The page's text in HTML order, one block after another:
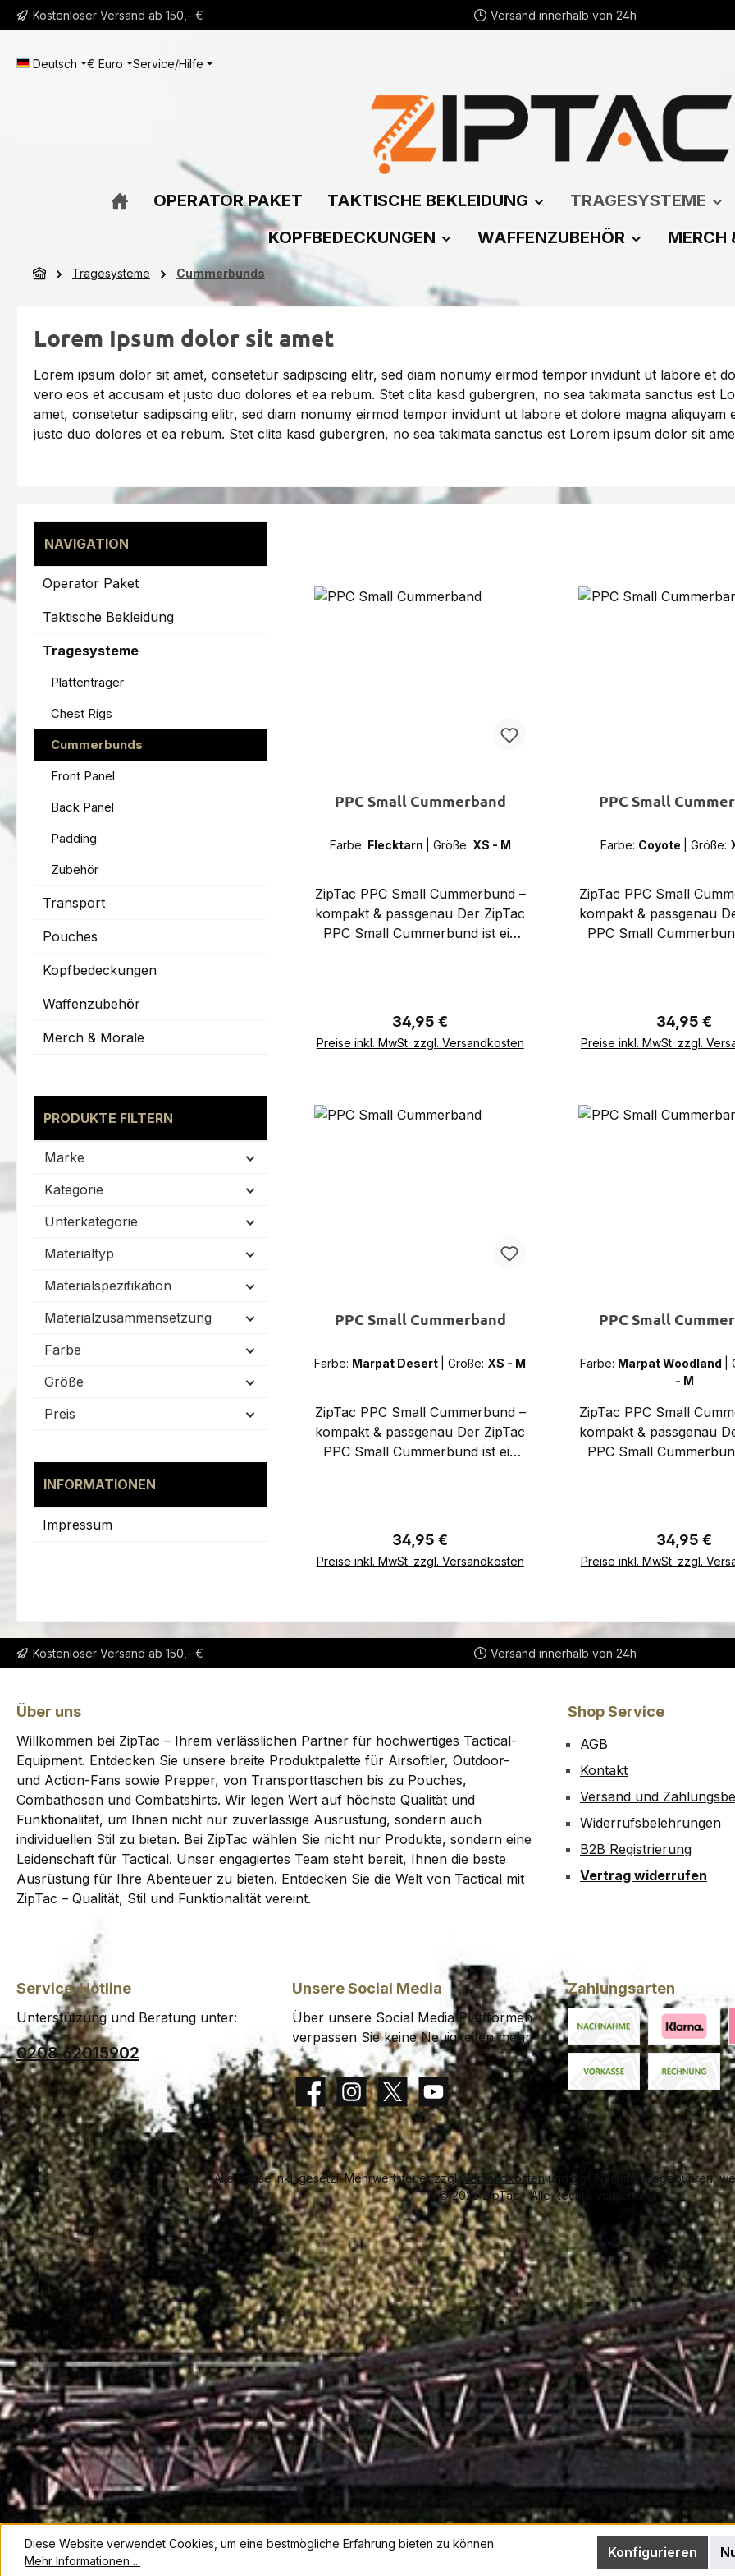
Hauptinhalt springen
Zur Suche springen
Zur Hauptnavigation springen
Kostenloser Versand ab 150,- € Versand innerhalb von 24h
Deutsch € Euro Service/Hilfe
OPERATOR PAKET TAKTISCHE BEKLEIDUNG TRAGESYSTEME
KOPFBEDECKUNGEN
WAFFENZUBEHÖR MERCH
Tragesysteme Cummerbunds
Lorem Ipsum dolor sit amet
Lorem ipsum dolor sit amet, consetetur sadipscing elitr, sed diam nonumy eirmod tempor invidunt ut labore et
vero eos et accusam et justo duo dolores et ea rebum. Stet clita kasd gubergren, no sea takimata sanctus est
amet, consetetur sadipscing elitr, sed diam nonumy eirmod tempor invidunt ut labore et dolore magna
justo duo dolores et ea rebum. Stet clita kasd gubergren, no sea takimata sanctus est Lorem ipsum dolor sit
NAVIGATION
Operator Paket
Taktische Bekleidung
Tragesysteme
Plattenträger
Chest Rigs
Cummerbunds
Front Panel
Back Panel
Padding
Zubehör
Transport
Pouches
Kopfbedeckungen
Waffenzubehör
Merch & Morale
PRODUKTE FILTERN
Marke
Kategorie
Unterkategorie
Materialtyp
Materialspezifikation
Materialzusammensetzung
Farbe
Größe
Preis
INFORMATIONEN
Impressum
PPC Small Cummerband
Farbe: Flecktarn Größe: XS - M
ZipTac PPC Small Cummerbund –
kompakt & passgenau Der ZipTac
PPC Small Cummerbund ist ein
(PPC V4) entwickelt. Er bietet
eine optimale Passform für
kleinere Körpergrößen und sorgt
Regulärer Preis:
34,95 €
Preise inkl. MwSt. zzgl. Versandkosten
In den Warenkorb
PPC Small
Farbe: Coyote Größe:
ZipTac PPC Small
kompakt & passgenau
PPC Small
(PPC V4) entwickelt.
eine optimale
kleinere Körpergrößen
Regulärer
34,95 €
Preise inkl. MwSt. zzgl.
In den Warenkorb
PPC Small Cummerband
Farbe: Marpat Desert Größe: XS - M
ZipTac PPC Small Cummerbund –
kompakt & passgenau Der ZipTac
PPC Small Cummerbund ist ein
(PPC V4) entwickelt. Er bietet
eine optimale Passform für
kleinere Körpergrößen und sorgt
Regulärer Preis:
34,95 €
Preise inkl. MwSt. zzgl. Versandkosten
In den Warenkorb
PPC Small
Farbe: Marpat Woodland
- M
ZipTac PPC Small
kompakt & passgenau
PPC Small
(PPC V4) entwickelt.
eine optimale
kleinere Körpergrößen
Regulärer
34,95 €
Preise inkl. MwSt. zzgl.
In den Warenkorb
Kostenloser Versand ab 150,- € Versand innerhalb von 24h
Über uns
Willkommen bei ZipTac – Ihrem verlässlichen Partner für hochwertiges Tactical-
Equipment. Entdecken Sie unsere breite Produktpalette für Airsoftler, Outdoor-
und Action-Fans sowie Prepper, von Transporttaschen bis zu Pouches,
Combathosen und Combatshirts. Wir legen Wert auf höchste Qualität und
Funktionalität, um Ihnen nicht nur zuverlässige Ausrüstung, sondern auch
individuellen Stil zu bieten. Bei ZipTac wählen Sie nicht nur Produkte, sondern eine
Leidenschaft für Tactical. Unser engagiertes Team steht bereit, Ihnen die beste
Ausrüstung für Ihre Abenteuer zu bieten. Entdecken Sie die Welt von Tactical mit
ZipTac – Qualität, Stil und Funktionalität vereint.
Shop Service
AGB
Kontakt
Versand und
Widerrufsbelehrungen
B2B Registrierung
Vertrag widerrufen
Service-Hotline
Unterstützung und Beratung unter:
0208 62015902
Unsere Social Media
Über unsere Social Media Plattformen
verpassen Sie keine Neuigkeiten mehr.
FacebookInstagramX / TwitterYouTube
Zahlungsarten
Vorkasse
Nachnahme Klarna
Rechnung
Alle Preise inkl. gesetzl. Mehrwertsteuer zzgl. Versandkostenund ggf. Nachnahmegebühren,
© 2026 ZipTac - Alle Rechte vorbehalten.
Diese Website verwendet Cookies, um eine bestmögliche Erfahrung bieten zu können.
Mehr Informationen ...
Konfigurieren